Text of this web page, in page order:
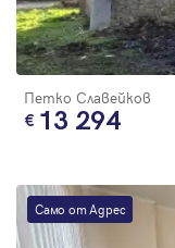
цена
Петко Славейков
13 294
Само от Адрес
Парола